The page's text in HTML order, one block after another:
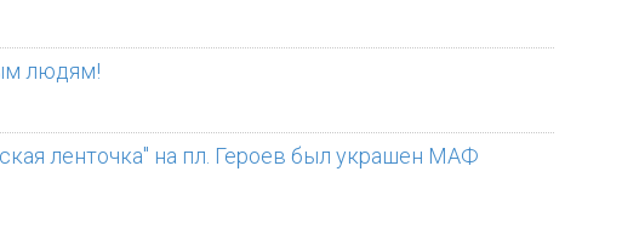
людям!
ленточка" на пл. Героев был украшен МАФ